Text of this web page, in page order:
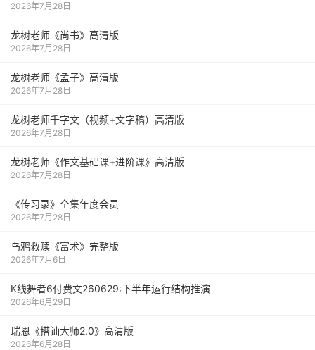
2026年7月28日
龙树老师《尚书》高清版
2026年7月28日
龙树老师《孟子》高清版
2026年7月28日
龙树老师千字文（视频+文字稿）高清版
2026年7月28日
龙树老师《作文基础课+进阶课》高清版
2026年7月28日
《传习录》全集年度会员
2026年7月28日
乌鸦救赎《富术》完整版
2026年7月6日
K线舞者6付费文260629:下半年运行结构推演
2026年6月29日
瑞恩《搭讪大师2.0》高清版
2026年6月28日